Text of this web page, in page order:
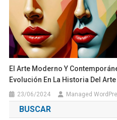
El Arte Moderno Y
Evolución En La Historia Del Arte
23/06/2024 Managed
BUSCAR